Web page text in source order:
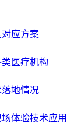
应方案
医疗机构
地情况
体验技术应用